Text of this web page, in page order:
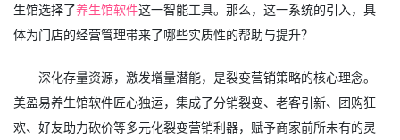
生馆选择了养生馆软件这一智能工具。那么，这一系统的引入，具
体为门店的经营管理带来了哪些实质性的帮助与提升？
深化存量资源，激发增量潜能，是裂变营销策略的核心理念。
美盈易养生馆软件匠心独运，集成了分销裂变、老客引新、团购狂
欢、好友助力砍价等多元化裂变营销利器，赋予商家前所未有的灵